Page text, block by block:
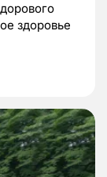
здоровье